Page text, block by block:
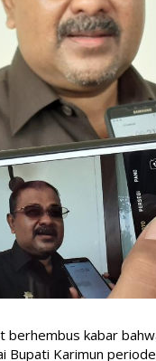
berhembus kabar
Bupati Karimun